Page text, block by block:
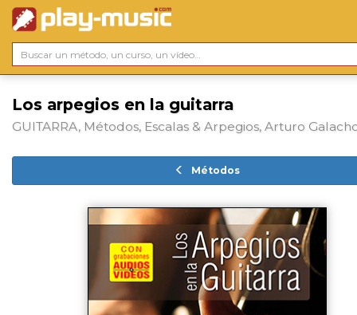
Los arpegios en la guitarra
GUITARRA, Métodos, Escalas & Arpegios, Arturo
Métodos